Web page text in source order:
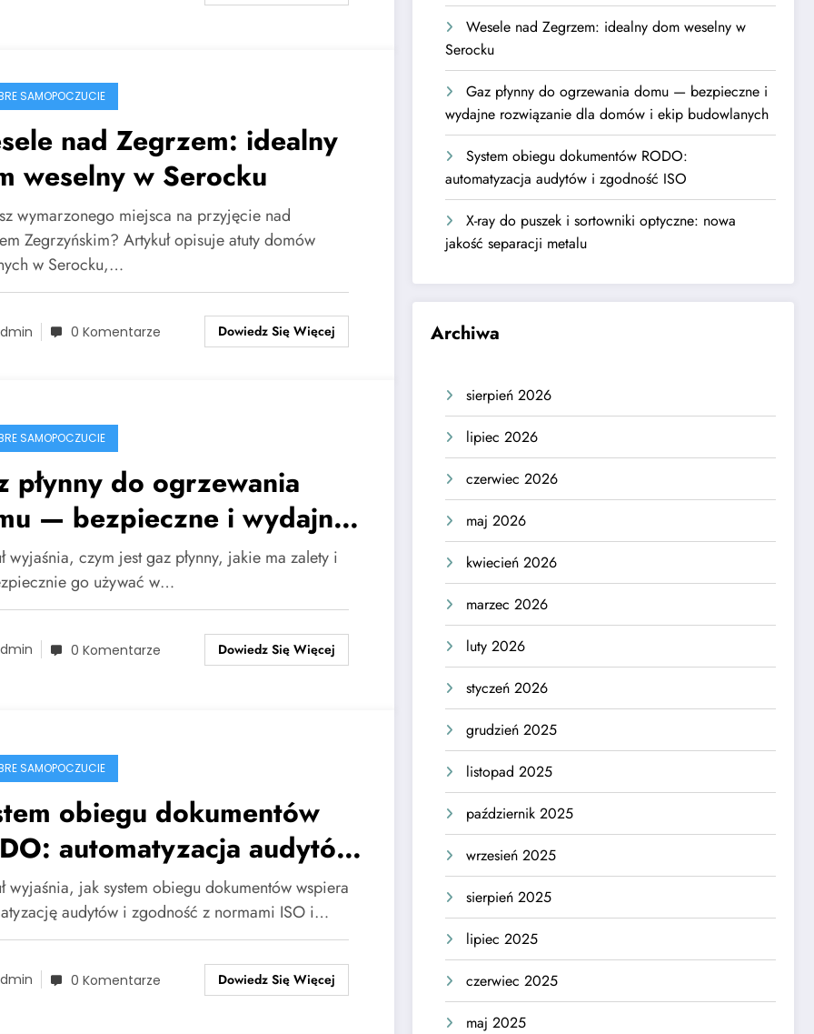
SAMOPOCZUCIE
nad Zegrzem: idealny
weselny w Serocku
wymarzonego miejsca na przyjęcie nad
Zegrzyńskim? Artykuł opisuje atuty domów
w Serocku,…
0 Komentarze Dowiedz Się Więcej
SAMOPOCZUCIE
płynny do ogrzewania
— bezpieczne i wydajne
dla domów i ekip
wyjaśnia, czym jest gaz płynny, jakie ma zalety i
go używać w…
0 Komentarze Dowiedz Się Więcej
SAMOPOCZUCIE
obiegu dokumentów
automatyzacja audytów
ISO
wyjaśnia, jak system obiegu dokumentów wspiera
audytów i zgodność z normami ISO i…
0 Komentarze Dowiedz Się Więcej
Wesele nad Zegrzem: idealny dom weselny w
Serocku
Gaz płynny do ogrzewania domu — bezpieczne i
wydajne rozwiązanie dla domów i ekip budowlanych
System obiegu dokumentów RODO:
automatyzacja audytów i zgodność ISO
X-ray do puszek i sortowniki optyczne: nowa
jakość separacji metalu
Archiwa
sierpień 2026
lipiec 2026
czerwiec 2026
maj 2026
kwiecień 2026
marzec 2026
luty 2026
styczeń 2026
grudzień 2025
listopad 2025
październik 2025
wrzesień 2025
sierpień 2025
lipiec 2025
czerwiec 2025
maj 2025